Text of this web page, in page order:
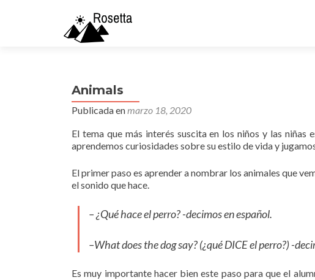
Animals
Publicada enmarzo 18, 2020
El tema que más interés suscita en los niños y las
aprendemos curiosidades sobre su estilo de vida y
El primer paso es aprender a nombrar los animales que
el sonido que hace.
– ¿Qué hace el perro? -decimos en español.
–What does the dog say?(¿qué DICE el perro?) -
Es muy importante hacer bien este paso para que el